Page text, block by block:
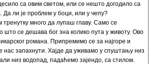
са овим светом, или се нешто догодило са
Да ли је проблем у боци, или у чепу?
тренутку много да лупаш главу. Само се
што се дешава бог зна колико пута у животу. Ово
романа. Припремимо се за најгоре и
нас запахнути. Хајде да уживамо у спуштању низ
низ водопад, падаћемо зајендо, са стилом.